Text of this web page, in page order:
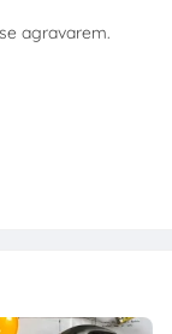
agravarem.